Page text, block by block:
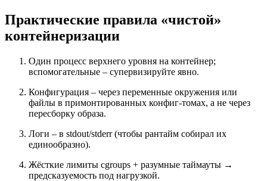
Практические правила «чистой»
контейнеризации
Один процесс верхнего уровня на контейнер;
вспомогательные – супервизируйте явно.
Конфигурация – через переменные окружения или
файлы в примонтированных конфиг-томах, а не через
пересборку образа.
Логи – в stdout/stderr (чтобы рантайм собирал их
единообразно).
Жёсткие лимиты cgroups + разумные таймауты →
предсказуемость под нагрузкой.